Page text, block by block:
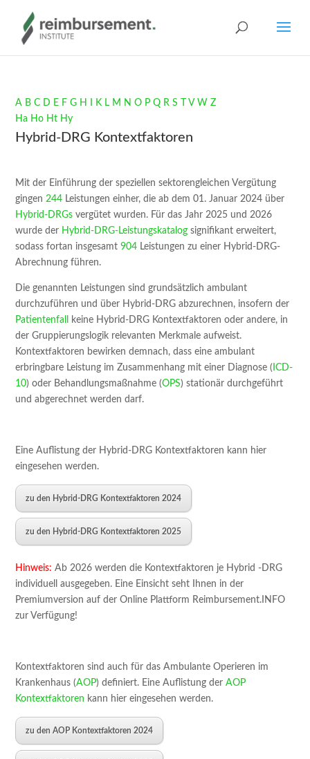
A B C D E F G H K L M N O P Q R S V W Z
Ha Ho Ht Hy
Hybrid-DRG Kontextfaktoren
Mit der Einführung der speziellen sektorengleichen Vergütung
gingen244 Leistungen einher, die ab dem 01. Januar 2024 über
Hybrid-DRGs vergütet wurden. Für das Jahr 2025 und 2026
wurde der Hybrid-DRG-Leistungskatalog signifikant erweitert,
sodass fortan insgesamt904 Leistungen zu einer Hybrid-DRG-
Abrechnung führen.
Die genannten Leistungen sind grundsätzlich ambulant
durchzuführen und über Hybrid-DRG abzurechnen, insofern der
Patientenfall
keine Hybrid-DRG Kontextfaktoren oder andere, in
der Gruppierungslogik relevanten Merkmale aufweist.
Kontextfaktoren bewirken demnach, dass eine ambulant
erbringbare Leistung im Zusammenhang mit einer Diagnose ( ICD-
10) oder Behandlungsmaßnahme (OPS) stationär durchgeführt
und abgerechnet werden darf.
Eine Auflistung der Hybrid-DRG Kontextfaktoren kann hier
eingesehen werden.
zu den Hybrid-DRG Kontextfaktoren 2024
zu den Hybrid-DRG Kontextfaktoren 2025
Hinweis: Ab 2026 werden die Kontextfaktoren je Hybrid -DRG
individuell ausgegeben. Eine Einsicht seht Ihnen in der
Premiumversion auf der Online Plattform Reimbursement.INFO
zur Verfügung!
Kontextfaktoren sind auch für das Ambulante Operieren im
Krankenhaus (AOP) definiert. Eine Auflistung derAOP
Kontextfaktoren kann hier eingesehen werden.
zu den AOP Kontextfaktoren 2024